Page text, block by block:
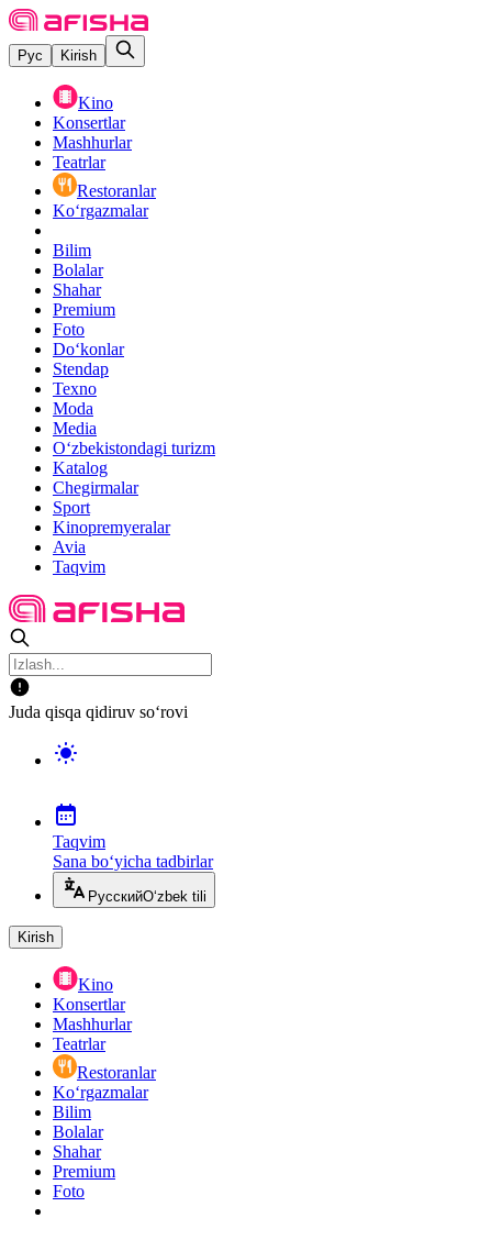
Рус Kirish
Kino
Konsertlar
Mashhurlar
Teatrlar
Restoranlar
Ko‘rgazmalar
Bilim
Bolalar
Shahar
Premium
Foto
Do‘konlar
Stendap
Texno
Moda
Media
O‘zbekistondagi turizm
Katalog
Chegirmalar
Sport
Kinopremyeralar
Avia
Taqvim
Juda qisqa qidiruv so‘rovi
Taqvim
Sana bo‘yicha tadbirlar
РусскийO‘zbek tili
Kirish
Kino
Konsertlar
Mashhurlar
Teatrlar
Restoranlar
Ko‘rgazmalar
Bilim
Bolalar
Shahar
Premium
Foto